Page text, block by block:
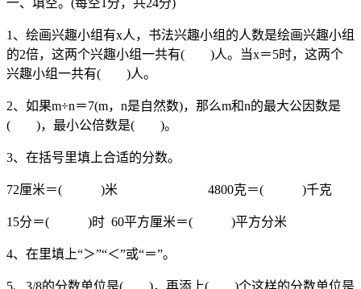
一、填空。(每空1分，共24分)
1、绘画兴趣小组有x人，书法兴趣小组的人数是绘画兴趣小组
的2倍，这两个兴趣小组一共有( )人。当x＝5时，这两个
兴趣小组一共有( )人。
2、如果m÷n＝7(m，n是自然数)，那么m和n的最大公因数是
( )，最小公倍数是( )。
3、在括号里填上合适的分数。
72厘米＝( )米 4800克＝( )千克
15分＝( )时 60平方厘米＝( )平方分米
4、在里填上“＞”“＜”或“＝”。
5、3/8的分数单位是( )，再添上( )个这样的分数单位是